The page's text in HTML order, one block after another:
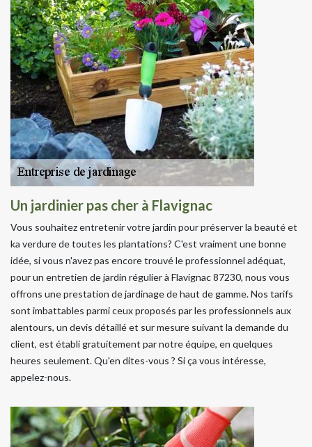
Un jardinier pas cher à Flavignac
Vous souhaitez entretenir votre jardin pour préserver la beauté et
ka verdure de toutes les plantations? C'est vraiment une bonne
idée, si vous n'avez pas encore trouvé le professionnel adéquat,
pour un entretien de jardin régulier à Flavignac 87230, nous vous
offrons une prestation de jardinage de haut de gamme. Nos tarifs
sont imbattables parmi ceux proposés par les professionnels aux
alentours, un devis détaillé et sur mesure suivant la demande du
client, est établi gratuitement par notre équipe, en quelques
heures seulement. Qu'en dites-vous ? Si ça vous intéresse,
appelez-nous.